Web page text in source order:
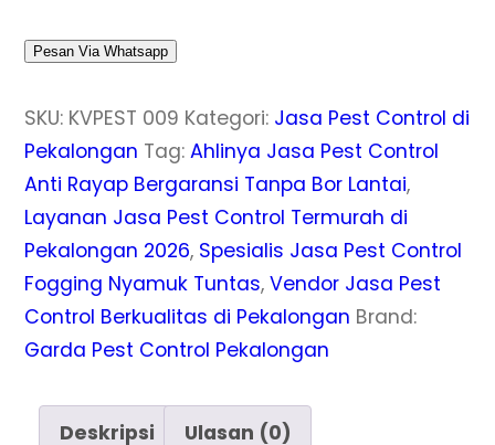
Pesan Via Whatsapp
SKU: KVPEST 009 Kategori: Jasa Pest Control di
Pekalongan Tag:Ahlinya Jasa Pest Control
Anti Rayap Bergaransi Tanpa Bor Lantai,
Layanan Jasa Pest Control Termurah di
Pekalongan 2026, Spesialis Jasa Pest Control
Fogging Nyamuk Tuntas,Vendor Jasa Pest
Control Berkualitas di Pekalongan Brand:
Garda Pest Control Pekalongan
Deskripsi Ulasan (0)